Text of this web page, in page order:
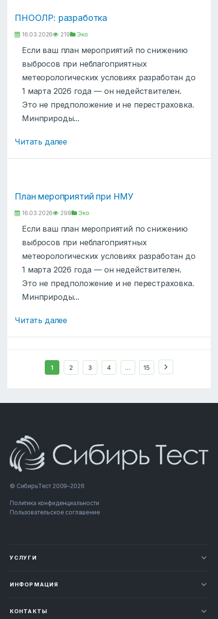
ПНООЛР: разработка
16.03.2026 219 Эко
Если ваш план мероприятий по снижению
выбросов при неблагоприятных
метеорологических условиях разработан до
1 марта 2026 года — он недействителен.
Это не предположение и не перестраховка.
Минприроды...
Читать далее
План мероприятий при НМУ
16.03.2026 298 Эко
Если ваш план мероприятий по снижению
выбросов при неблагоприятных
метеорологических условиях разработан до
1 марта 2026 года — он недействителен.
Это не предположение и не перестраховка.
Минприроды...
Читать далее
1 2 3 4 … 15
© СибирьТест 2009–2026
Политика конфиденциальности
Пользовательское соглашение
УСЛУГИ
ИНФОРМАЦИЯ
КОНТАКТЫ